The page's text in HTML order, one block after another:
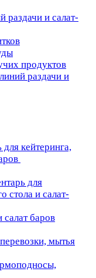
раздачи и салат-
продуктов
раздачи и
кейтеринга,
для
стола и салат-
баров
мытья